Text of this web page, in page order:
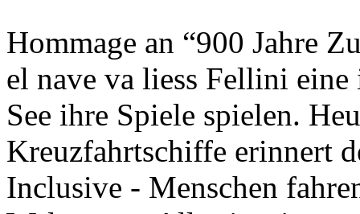
Hommage an “900 Jahre
el nave va liess Fellini
See ihre Spiele spielen.
Kreuzfahrtschiffe erinnert
Inclusive - Menschen